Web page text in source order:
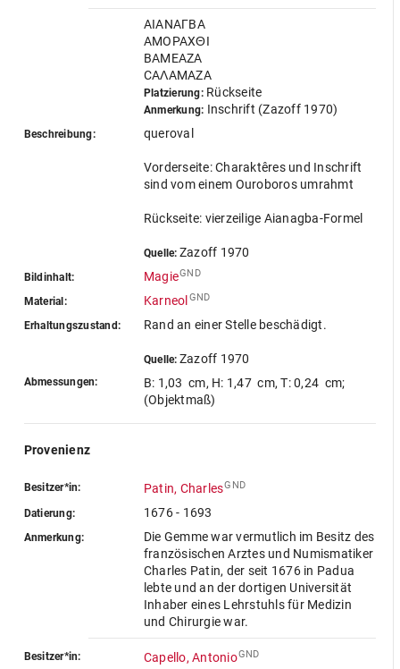
AIANAГBA
AMOPAXΘI
BAMEAZA
CAΛAMAZA
Platzierung:Rückseite
Anmerkung: Inschrift (Zazoff 1970)
Beschreibung: queroval
Vorderseite: Charaktêres und Inschrift
sind vom einem Ouroboros umrahmt
Rückseite: vierzeilige Aianagba-Formel
Quelle: Zazoff 1970
Bildinhalt: MagieGND
Material: Karneol GND
Erhaltungszustand: Rand an einer Stelle beschädigt.
Quelle: Zazoff 1970
Abmessungen: B: 1,03 cm, H: 1,47 cm,T: 0,24 cm;
(Objektmaß)
Provenienz
Besitzer*in: Patin, CharlesGND
Datierung: 1676 - 1693
Anmerkung:
Die Gemme war vermutlich im Besitz des
französischen Arztes und Numismatiker
Charles Patin, der seit 1676 in Padua
lebte und an der dortigen Universität
Inhaber eines Lehrstuhls für Medizin
und Chirurgie war.
Besitzer*in: Capello, AntonioGND